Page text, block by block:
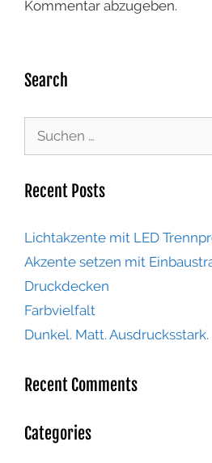
Kommentar abzugeben.
Search
Recent Posts
Lichtakzente mit LED
Akzente setzen mit
Druckdecken
Farbvielfalt
Dunkel. Matt. Ausdrucksstark.
Recent Comments
Categories